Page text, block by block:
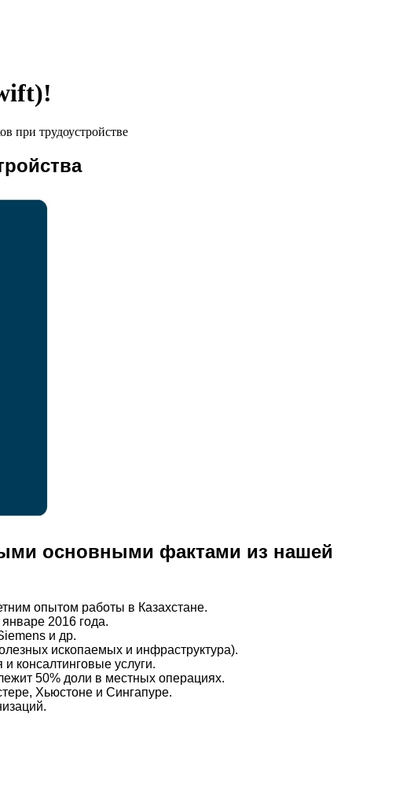
при трудоустройстве
основными фактами из нашей
опытом работы в Казахстане.
2016 года.
и др.
ископаемых и инфраструктура).
консалтинговые услуги.
50% доли в местных операциях.
Хьюстоне и Сингапуре.